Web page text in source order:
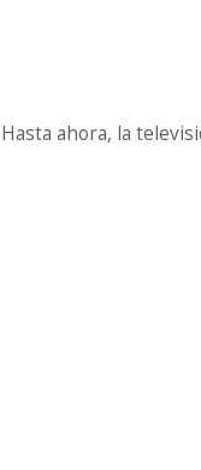
Hasta ahora, la